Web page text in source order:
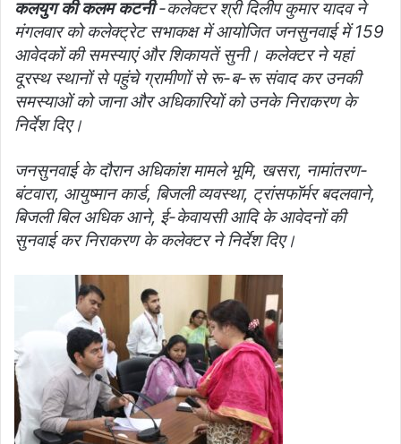
कलयुग की कलम कटनी-कलेक्टर श्री दिलीप कुमार यादव ने
मंगलवार को कलेक्ट्रेट सभाकक्ष में आयोजित जनसुनवाई में 159
आवेदकों की समस्याएं और शिकायतें सुनी। कलेक्टर ने यहां
दूरस्थ स्थानों से पहुंचे ग्रामीणों से रू-ब-रू संवाद कर उनकी
समस्याओं को जाना और अधिकारियों को उनके निराकरण के
निर्देश दिए।
जनसुनवाई के दौरान अधिकांश मामले भूमि, खसरा, नामांतरण-
बंटवारा, आयुष्मान कार्ड, बिजली व्यवस्था, ट्रांसफॉर्मर बदलवाने,
बिजली बिल अधिक आने, ई-केवायसी आदि के आवेदनों की
सुनवाई कर निराकरण के कलेक्टर ने निर्देश दिए।